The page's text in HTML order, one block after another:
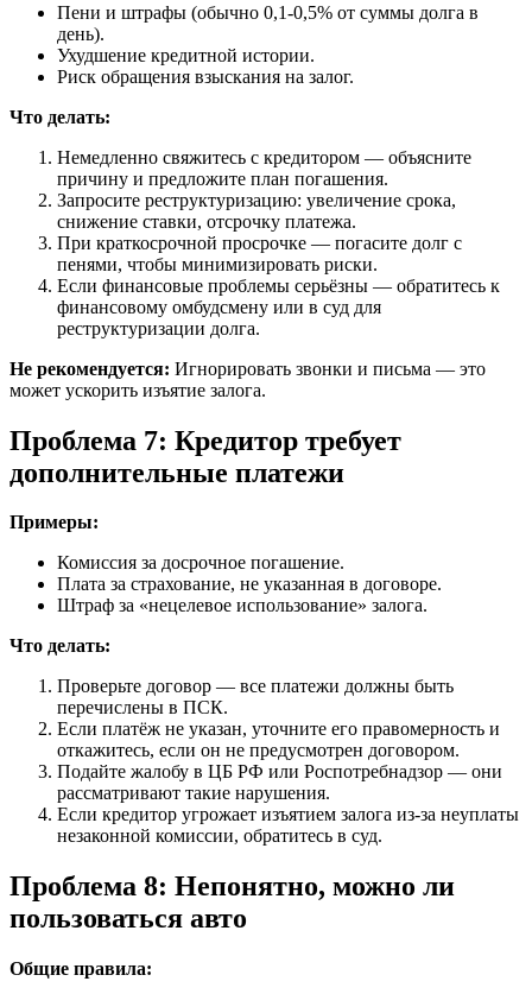
Пени и штрафы (обычно 0,1-0,5% от суммы долга в
день).
Ухудшение кредитной истории.
Риск обращения взыскания на залог.
Что делать:
Немедленно свяжитесь с кредитором — объясните
причину и предложите план погашения.
Запросите реструктуризацию: увеличение срока,
снижение ставки, отсрочку платежа.
При краткосрочной просрочке — погасите долг с
пенями, чтобы минимизировать риски.
Если финансовые проблемы серьёзны — обратитесь к
финансовому омбудсмену или в суд для
реструктуризации долга.
Не рекомендуется: Игнорировать звонки и письма — это
может ускорить изъятие залога.
Проблема 7: Кредитор требует
дополнительные платежи
Примеры:
Комиссия за досрочное погашение.
Плата за страхование, не указанная в договоре.
Штраф за «нецелевое использование» залога.
Что делать:
Проверьте договор — все платежи должны быть
перечислены в ПСК.
Если платёж не указан, уточните его правомерность и
откажитесь, если он не предусмотрен договором.
Подайте жалобу в ЦБ РФ или Роспотребнадзор — они
рассматривают такие нарушения.
Если кредитор угрожает изъятием залога из-за неуплаты
незаконной комиссии, обратитесь в суд.
Проблема 8: Непонятно, можно ли
пользоваться авто
Общие правила: